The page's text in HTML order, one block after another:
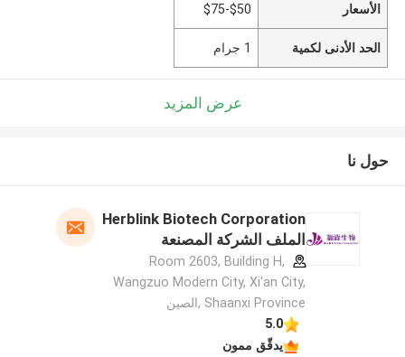
الأسعار $50-$75
الحد الأدنى لكمية 1 جرام
عرض المزيد
حول نا
Herblink Biotech Corporation
الملف الشركة المصنعة
Room 2603, Building H,
Wangzuo Modern City, Xi'an City,
Shaanxi Province ,الصين
5.0
يدقّق ممون